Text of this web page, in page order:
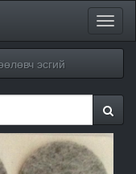
эсгий